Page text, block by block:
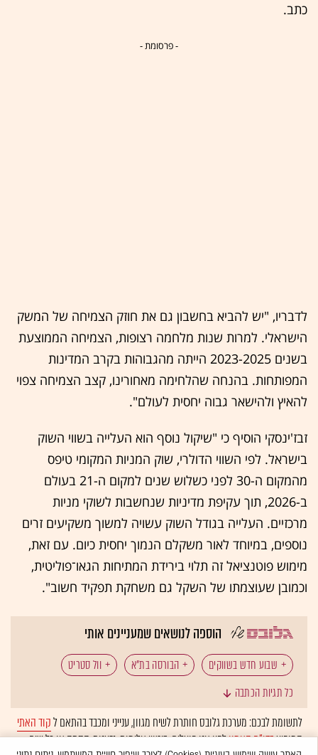
כתב.
- פרסומת -
לדבריו, "יש להביא בחשבון גם את חוזק הצמיחה של המשק
הישראלי. למרות שנות מלחמה רצופות, הצמיחה הממוצעת
בשנים 2023-2025 הייתה מהגבוהות בקרב המדינות
המפותחות. בהנחה שהלחימה מאחורינו, קצב הצמיחה צפוי
להאיץ ולהישאר גבוה יחסית לעולם".
זבז'ינסקי הוסיף כי "שיקול נוסף הוא העלייה בשווי השוק
בישראל. לפי השווי הדולרי, שוק המניות המקומי טיפס
מהמקום ה-30 לפני כשלוש שנים למקום ה-21 בעולם
ב-2026, תוך עקיפת מדיניות שנחשבות לשוקי מניות
מרכזיים. העלייה בגודל השוק עשויה למשוך משקיעים זרים
נוספים, במיוחד לאור משקלם הנמוך יחסית כיום. עם זאת,
מימוש פוטנציאל זה תלוי בירידת המתיחות הגאו־פוליטית,
וכמובן שעוצמתו של השקל גם משחקת תפקיד חשוב".
הוספה לנושאים שמעניינים אותי
שבוע חדש בשווקים הבורסה בת"א וול סטריט
טכנולוגיה: ענקיות הטכנולוגיה דוחות כספיים
כל תגיות הכתבה
לתשומת לבכם: מערכת גלובס חותרת לשיח מגוון, ענייני ומכבד בהתאם לקוד האתי
המופיעבדו"ח האמוןלפיו אנו פועלים. ביטויי אלימות, גזענות, הסתה או כל שיח